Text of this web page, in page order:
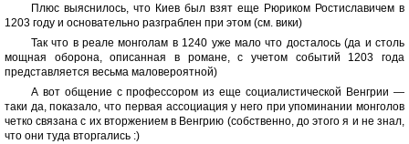
Плюс выяснилось, что Киев был взят еще Рюриком Ростиславичем в
1203 году и основательно разграблен при этом (см. вики)
Так что в реале монголам в 1240 уже мало что досталось (да и столь
мощная оборона, описанная в романе, с учетом событий 1203 года
представляется весьма маловероятной)
А вот общение с профессором из еще социалистической Венгрии —
таки да, показало, что первая ассоциация у него при упоминании монголов
четко связана с их вторжением в Венгрию (собственно, до этого я и не знал,
что они туда вторгались :)